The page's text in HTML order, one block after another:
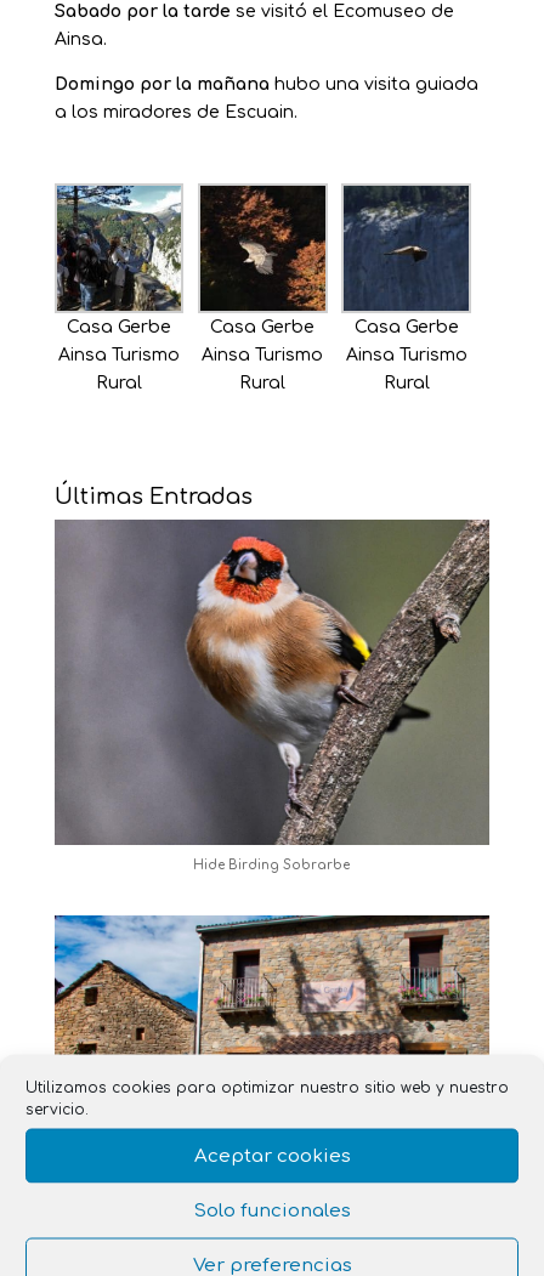
Utilizamos cookies para optimizar nuestro sitio web y nuestro
servicio.
Aceptar cookies
Solo funcionales
Ver preferencias
Sabado por la tarde se visitó el Ecomuseo de
Ainsa.
Domingo por la mañanahubo una visita guiada
a los miradores de Escuain.
Casa Gerbe
Ainsa Turismo
Rural
Casa Gerbe
Ainsa Turismo
Rural
Casa Gerbe
Ainsa Turismo
Rural
Últimas Entradas
Hide Birding Sobrarbe
Observar para Comprender y Respetar